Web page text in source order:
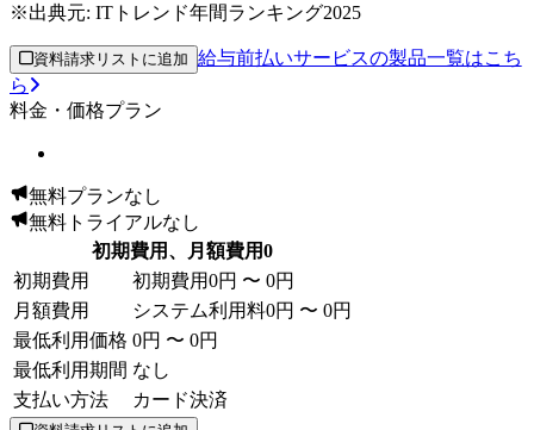
※出典元: ITトレンド年間ランキング2025
資料請求リストに追加 給与前払いサービスの製品一覧はこち
ら
料金・価格プラン
無料プランなし
無料トライアルなし
初期費用、月額費用0
初期費用
初期費用0円 〜 0円
月額費用
システム利用料0円 〜 0円
最低利用価格 0円 〜 0円
最低利用期間 なし
支払い方法
カード決済